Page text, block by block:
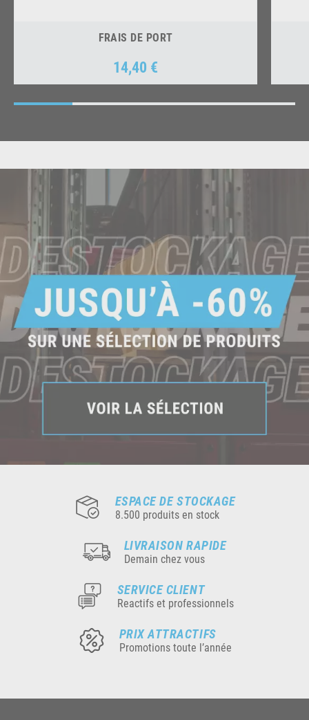
FRAIS DE PORT
Prix
14,40 €
ESPACE DE STOCKAGE
8.500 produits en stock
LIVRAISON RAPIDE
Demain chez vous
SERVICE CLIENT
Reactifs et professionnels
PRIX ATTRACTIFS
Promotions toute l’année